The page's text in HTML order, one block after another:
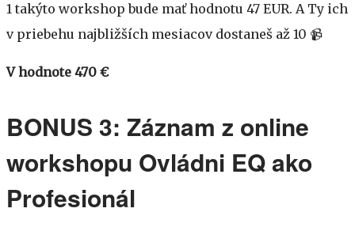
1 takýto workshop bude mať hodnotu 47 EUR. A Ty ich
v priebehu najbližších mesiacov dostaneš až 10 📹
V hodnote 470 €
BONUS 3: Záznam z online
workshopu Ovládni EQ ako
Profesionál